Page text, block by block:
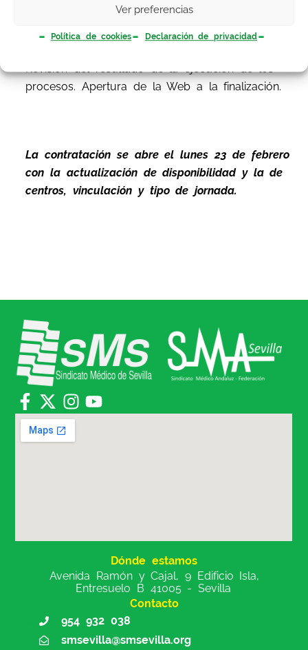
Ver preferencias
Política de cookies Declaración de privacidad
– Viernes 20 de febrero. Cierre de la Web de
bolsa y cierre de la contratación. Ejecución de
Revisión del resultado de la ejecución de los
procesos. Apertura de la Web a la finalización.
La contratación se abre el lunes 23 de febrero
con la actualización de disponibilidad y la de
centros, vinculación y tipo de jornada.
Dónde estamos
Avenida Ramón y Cajal, 9 Edificio Isla,
Entresuelo B 41005 - Sevilla
Contacto
954 932 038
smsevilla@smsevilla.org